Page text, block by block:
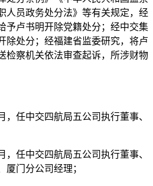
人员政务处分法》等有关规定，经
予卢书明开除党籍处分；经中交集
除处分；经福建省监委研究，将卢
检察机关依法审查起诉，所涉财物
，任中交四航局五公司执行董事、
，任中交四航局五公司执行董事、
厦门分公司经理；